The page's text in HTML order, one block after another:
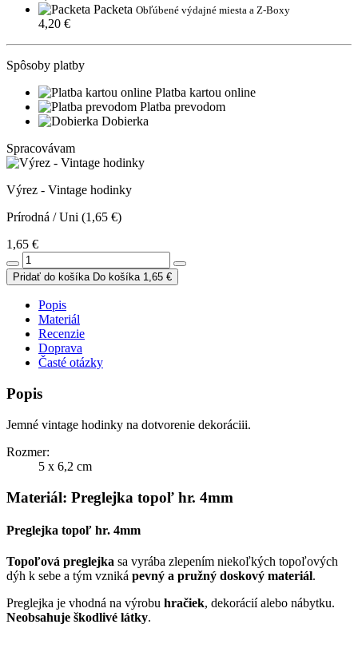
Packeta Obľúbené výdajné miesta a Z-Boxy
4,20 €
Spôsoby platby
Platba kartou online
Platba prevodom
Dobierka
Spracovávam
Výrez - Vintage hodinky
Prírodná / Uni (1,65 €)
1,65 €
Pridať do košíka Do košíka 1,65 €
Popis
Materiál
Recenzie
Doprava
Časté otázky
Popis
Jemné vintage hodinky na dotvorenie dekoráciii.
Rozmer:
5 x 6,2 cm
Materiál: Preglejka topoľ hr. 4mm
Preglejka topoľ hr. 4mm
Topoľová preglejka sa vyrába zlepením niekoľkých topoľových
dýh k sebe a tým vzniká pevný a pružný doskový materiál.
Preglejka je vhodná na výrobu hračiek, dekorácií alebo nábytku.
Neobsahuje škodlivé látky.